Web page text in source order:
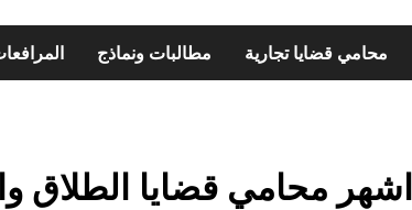
مطالبات ونماذج محامي قضايا تجارية
اشهر محامي قضايا الطلاق